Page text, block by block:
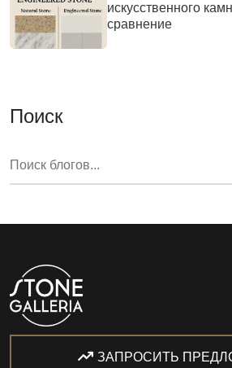
искусственного
сравнение
Поиск
ЗАПРОСИТЬ